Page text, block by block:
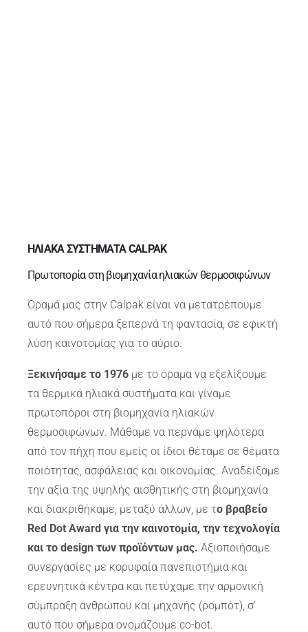
ΗΛΙΑΚΑ ΣΥΣΤΗΜΑΤΑ CALPAK
Πρωτοπορία στη βιομηχανία ηλιακών θερμοσιφώνων
Όραμά μας στην Calpak είναι να μετατρέπουμε
αυτό που σήμερα ξεπερνά τη φαντασία, σε εφικτή
λύση καινοτομίας για το αύριο.
Ξεκινήσαμε το 1976 με το όραμα να εξελίξουμε
τα θερμικά ηλιακά συστήματα και γίναμε
πρωτοπόροι στη βιομηχανία ηλιακών
θερμοσιφώνων. Μάθαμε να περνάμε ψηλότερα
από τον πήχη που εμείς οι ίδιοι θέταμε σε θέματα
ποιότητας, ασφάλειας και οικονομίας. Αναδείξαμε
την αξία της υψηλής αισθητικής στη βιομηχανία
και διακριθήκαμε, μεταξύ άλλων, με το βραβείο
Red Dot Award για την καινοτομία, την τεχνολογία
και το design των προϊόντων μας. Αξιοποιήσαμε
συνεργασίες με κορυφαία πανεπιστήμια και
ερευνητικά κέντρα και πετύχαμε την αρμονική
σύμπραξη ανθρώπου και μηχανής (ρομπότ), σ’
αυτό που σήμερα ονομάζουμε co-bot.